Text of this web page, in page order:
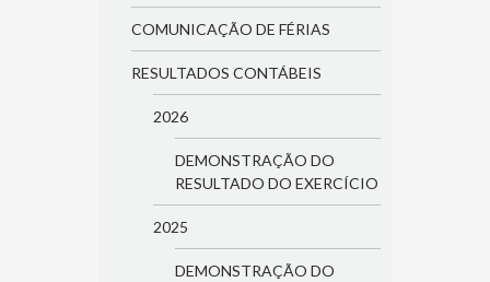
COMUNICAÇÃO DE FÉRIAS
RESULTADOS CONTÁBEIS
2026
DEMONSTRAÇÃO DO
RESULTADO DO EXERCÍCIO
2025
DEMONSTRAÇÃO DO